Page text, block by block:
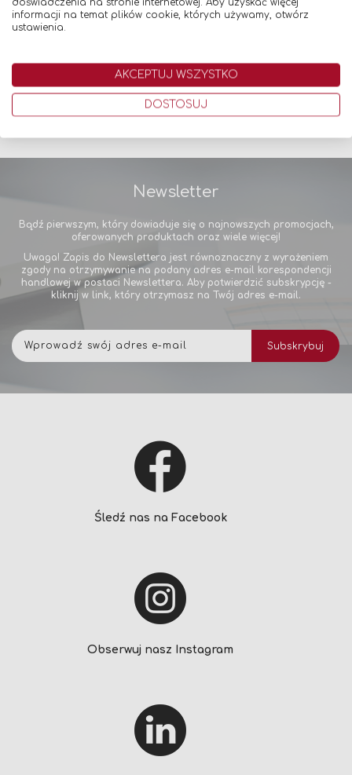
informacji na temat plików cookie, których używamy, otwórz
ustawienia.
AKCEPTUJ WSZYSTKO
DOSTOSUJ
Dodaj do koszyka
Newsletter
Bądź pierwszym, który dowiaduje się o najnowszych promocjach,
oferowanych produktach oraz wiele więcej!
Uwaga! Zapis do Newslettera jest równoznaczny z wyrażeniem
zgody na otrzymywanie na podany adres e-mail korespondencji
handlowej w postaci Newslettera. Aby potwierdzić subskrypcję -
kliknij w link, który otrzymasz na Twój adres e-mail.
nasz
newsletter:
Subskrybuj
Śledź nas na Facebook
Obserwuj nasz Instagram